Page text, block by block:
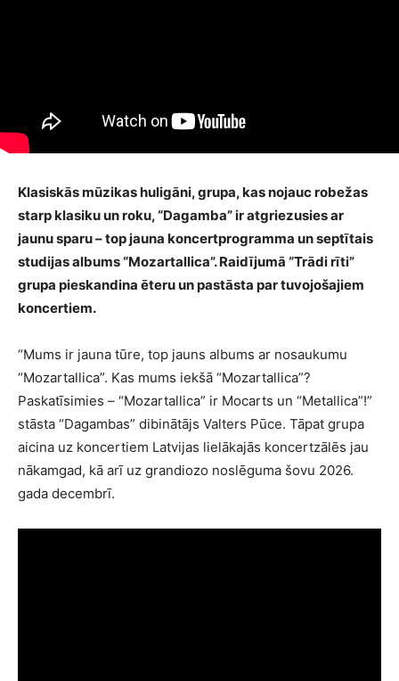
Klasiskās mūzikas huligāni, grupa, kas nojauc robežas
starp klasiku un roku, “Dagamba” ir atgriezusies ar
jaunu sparu – top jauna koncertprogramma un septītais
studijas albums “Mozartallica”. Raidījumā “Trādi rīti”
grupa pieskandina ēteru un pastāsta par tuvojošajiem
koncertiem.
“Mums ir jauna tūre, top jauns albums ar nosaukumu
“Mozartallica”. Kas mums iekšā “Mozartallica”?
Paskatīsimies – “Mozartallica” ir Mocarts un “Metallica”!”
stāsta “Dagambas” dibinātājs Valters Pūce. Tāpat grupa
aicina uz koncertiem Latvijas lielākajās koncertzālēs jau
nākamgad, kā arī uz grandiozo noslēguma šovu 2026.
gada decembrī.